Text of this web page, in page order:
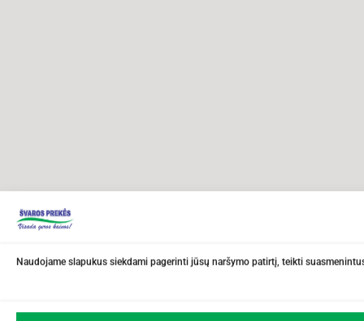
Naudojame slapukus siekdami pagerinti jūsų naršymo patirtį, teikti